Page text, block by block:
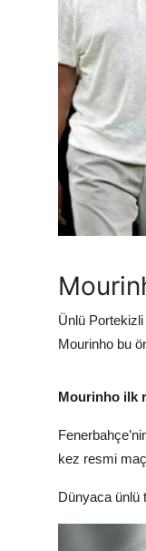
GALERİ
Ünlü Portekizli
Mourinho bu
Mourinho ilk
kez resmi
Dünyaca ünlü